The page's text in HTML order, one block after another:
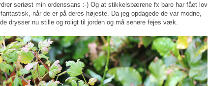
seriøst min ordenssans :-) Og at stikkelsbærene fx bare har fået lov
når de er på deres højeste. Da jeg opdagede de var modne,
drysser nu stille og roligt til jorden og må senere fejes væk.